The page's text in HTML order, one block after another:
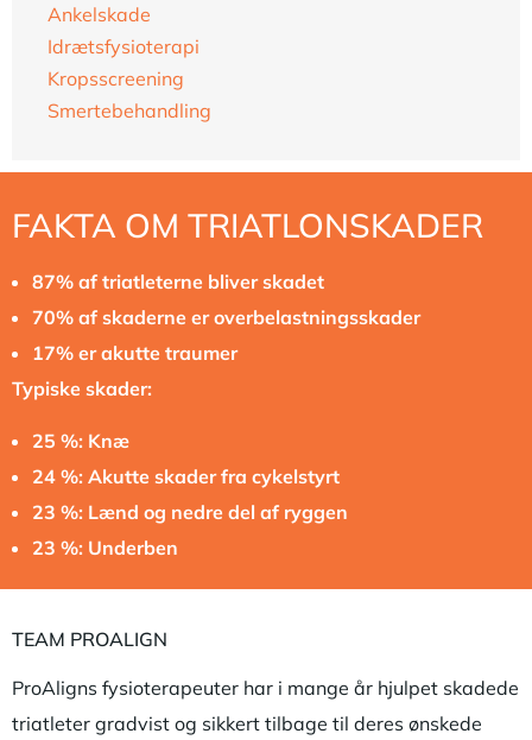
Ankelskade
Idrætsfysioterapi
Kropsscreening
Smertebehandling
FAKTA OM TRIATLONSKADER
87% af triatleterne bliver skadet
70% af skaderne er overbelastningsskader
17% er akutte traumer
Typiske skader:
25 %: Knæ
24 %: Akutte skader fra cykelstyrt
23 %: Lænd og nedre del af ryggen
23 %: Underben
TEAM PROALIGN
ProAligns fysioterapeuter har i mange år hjulpet skadede
triatleter gradvist og sikkert tilbage til deres ønskede